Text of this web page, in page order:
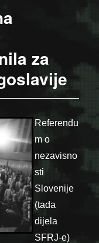
za
Referendu
m o
nezavisno
sti
Slovenije
(tada
dijela
SFRJ-e)